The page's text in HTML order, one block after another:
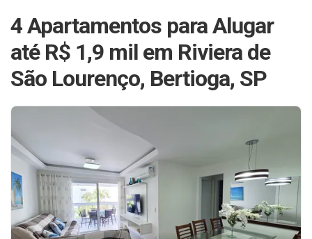
4 Apartamentos para Alugar
até R$ 1,9 mil em Riviera de
São Lourenço, Bertioga, SP